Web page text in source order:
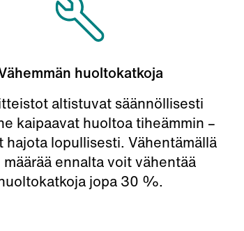
huoltokatkoja
altistuvat säännöllisesti
kaipaavat huoltoa tiheämmin –
hajota lopullisesti. Vähentämällä
ennalta voit vähentää
jopa 30 %.